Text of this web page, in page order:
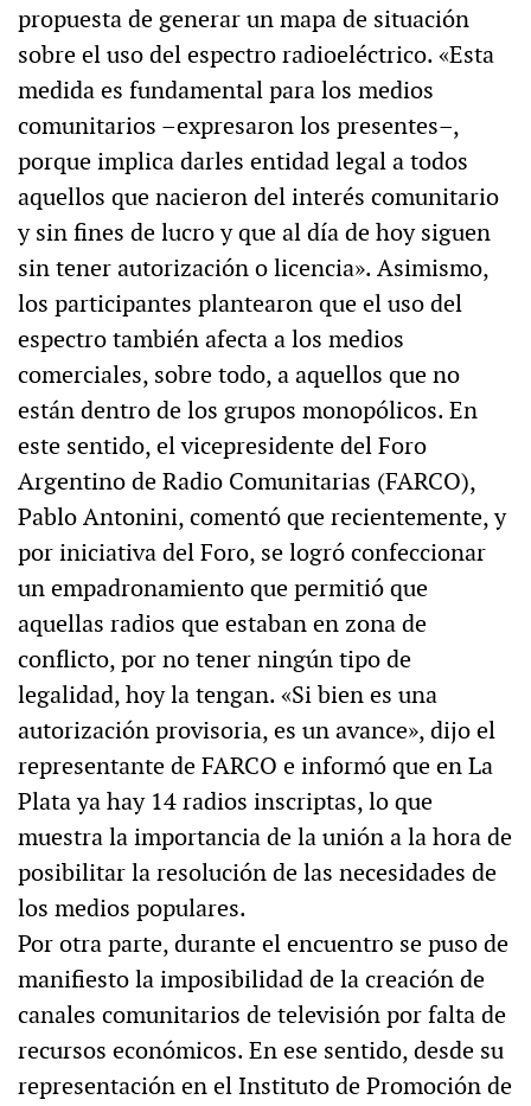
propuesta de generar un mapa de situación
sobre el uso del espectro radioeléctrico. «Esta
medida es fundamental para los medios
comunitarios –expresaron los presentes–,
porque implica darles entidad legal a todos
aquellos que nacieron del interés comunitario
y sin fines de lucro y que al día de hoy siguen
sin tener autorización o licencia». Asimismo,
los participantes plantearon que el uso del
espectro también afecta a los medios
comerciales, sobre todo, a aquellos que no
están dentro de los grupos monopólicos. En
este sentido, el vicepresidente del Foro
Argentino de Radio Comunitarias (FARCO),
Pablo Antonini, comentó que recientemente, y
por iniciativa del Foro, se logró confeccionar
un empadronamiento que permitió que
aquellas radios que estaban en zona de
conflicto, por no tener ningún tipo de
legalidad, hoy la tengan. «Si bien es una
autorización provisoria, es un avance», dijo el
representante de FARCO e informó que en La
Plata ya hay 14 radios inscriptas, lo que
muestra la importancia de la unión a la hora de
posibilitar la resolución de las necesidades de
los medios populares.
Por otra parte, durante el encuentro se puso de
manifiesto la imposibilidad de la creación de
canales comunitarios de televisión por falta de
recursos económicos. En ese sentido, desde su
representación en el Instituto de Promoción de